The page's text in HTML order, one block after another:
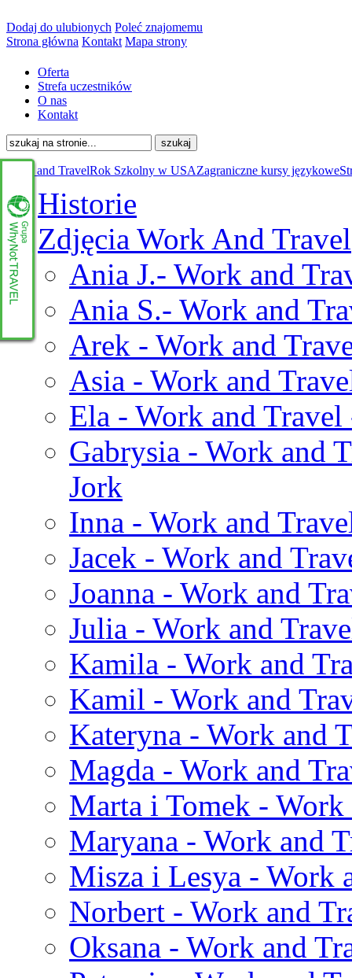
Dodaj do ulubionych Poleć znajomemu
Strona główna Kontakt Mapa strony
Oferta
Strefa uczestników
O nas
Kontakt
Work and TravelRok Szkolny w USAZagraniczne kursy językowe
Historie
Zdjęcia Work And Travel
Ania J.- Work and
Ania S.- Work and
Arek - Work and
Asia - Work and
Ela - Work and Travel
Gabrysia - Work and
Jork
Inna - Work and
Jacek - Work and
Joanna - Work and
Julia - Work and
Kamila - Work and
Kamil - Work and
Kateryna - Work and
Magda - Work and
Marta i Tomek -
Maryana - Work and
Misza i Lesya - Work
Norbert - Work and
Oksana - Work and
www.whynottravel.pl